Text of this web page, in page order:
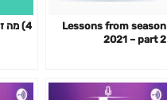
Lessons from season
2021 – part 2
4) מה זה מארוול